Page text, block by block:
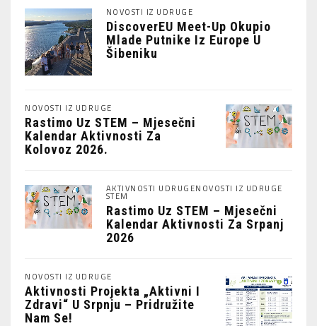
NOVOSTI IZ UDRUGE
DiscoverEU Meet-Up Okupio
Mlade Putnike Iz Europe U
Šibeniku
NOVOSTI IZ UDRUGE
Rastimo Uz STEM – Mjesečni
Kalendar Aktivnosti Za
Kolovoz 2026.
AKTIVNOSTI UDRUGENOVOSTI IZ UDRUGE
STEM
Rastimo Uz STEM – Mjesečni
Kalendar Aktivnosti Za Srpanj
2026
NOVOSTI IZ UDRUGE
Aktivnosti Projekta „Aktivni I
Zdravi“ U Srpnju – Pridružite
Nam Se!